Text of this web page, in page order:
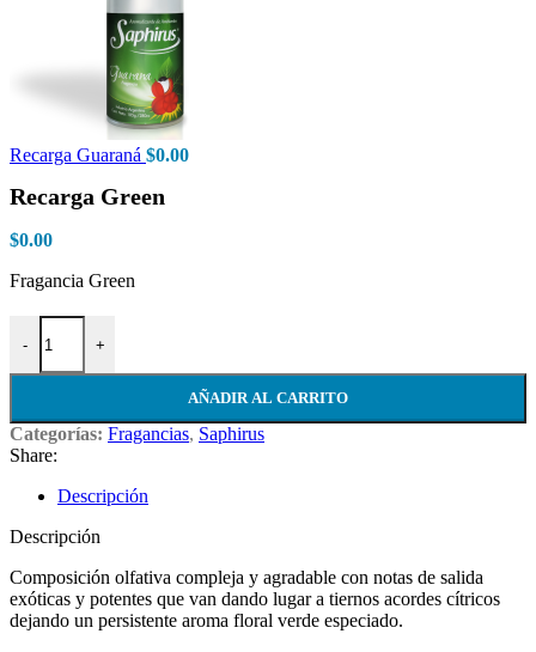
Recarga Guaraná $0.00
Recarga Green
$0.00
Fragancia Green
-
Recarga Green cantidad
+
AÑADIR AL CARRITO
Categorías: Fragancias, Saphirus
Share:
Descripción
Descripción
Composición olfativa compleja y agradable con notas de salida
exóticas y potentes que van dando lugar a tiernos acordes cítricos
dejando un persistente aroma floral verde especiado.